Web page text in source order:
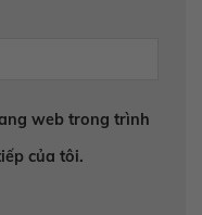
web trong trình
của tôi.